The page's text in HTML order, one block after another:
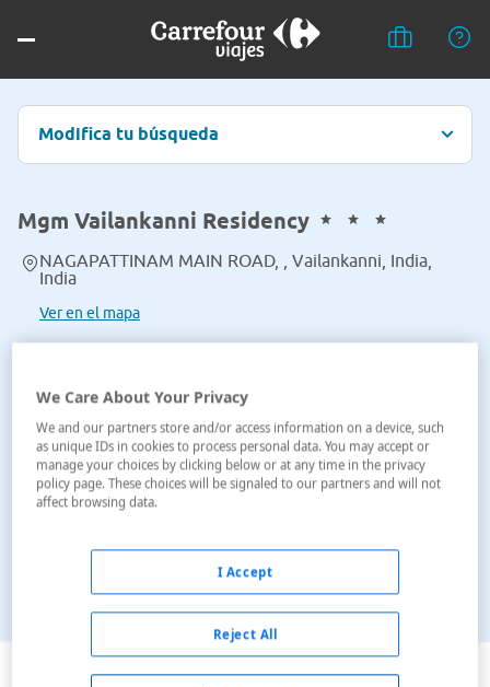
Modifica tu búsqueda
Mgm Vailankanni Residency
NAGAPATTINAM MAIN ROAD, , Vailankanni, India,
India
Ver en el mapa
Ver en el mapa
We Care About Your Privacy
We and our partners store and/or access information on a device, such
as unique IDs in cookies to process personal data. You may accept or
manage your choices by clicking below or at any time in the privacy
policy page. These choices will be signaled to our partners and will not
affect browsing data.
Reject All
I Accept